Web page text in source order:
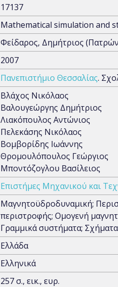
17137
Mathematical simulation and
Φείδαρος, Δημήτριος
2007
Πανεπιστήμιο Θεσσαλίας.
Βλάχος Νικόλαος
Βαλουγεώργης Δημήτριος
Λιακόπουλος Αντώνιος
Πελεκάσης Νικόλαος
Βομβορίδης Ιωάννης
Θρομουλόπουλος Γεώργιος
Μποντόζογλου Βασίλειος
Επιστήμες Μηχανικού και
Μαγνητοϋδροδυναμική;
περιστροφής; Ομογενή
Γραμμικά συστήματα;
Ελλάδα
Ελληνικά
257 σ., εικ., ευρ.